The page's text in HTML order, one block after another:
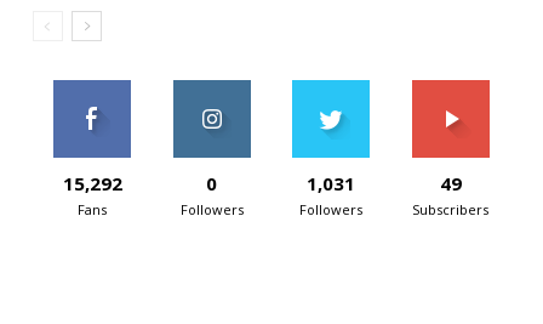
15,292
Fans
0
Followers
1,031
Followers
49
Subscribers